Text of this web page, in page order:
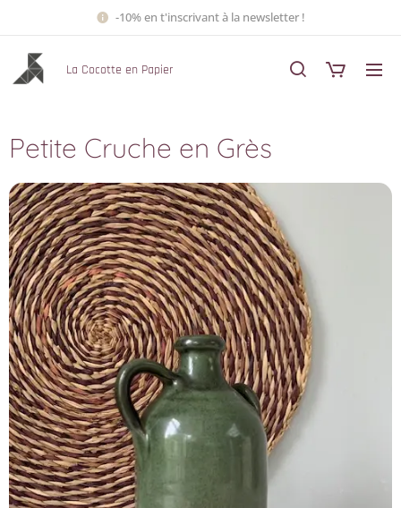
-10% en t'inscrivant à la newsletter !
La Cocotte en Papier
Petite Cruche en Grès